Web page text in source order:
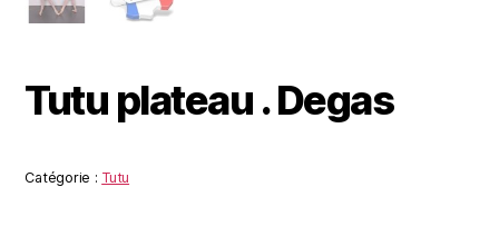
Tutu plateau . Degas
Catégorie : Tutu